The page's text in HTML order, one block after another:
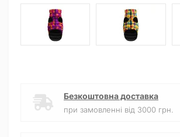
Безкоштовна доставка
при замовленні від 3000 грн.